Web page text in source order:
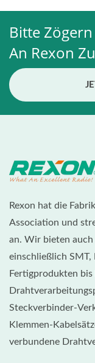
Bitte Zögern
An Rexon
Rexon hat die
Association und
an. Wir bieten auch
einschließlich SMT,
Fertigprodukten bis
Steckverbinder-
Klemmen-
verbundene